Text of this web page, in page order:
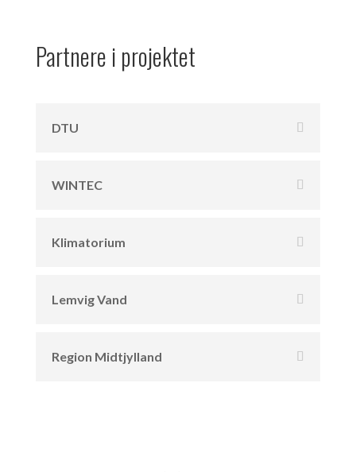
Partnere i projektet
DTU
WINTEC
Klimatorium
Lemvig Vand
Region Midtjylland